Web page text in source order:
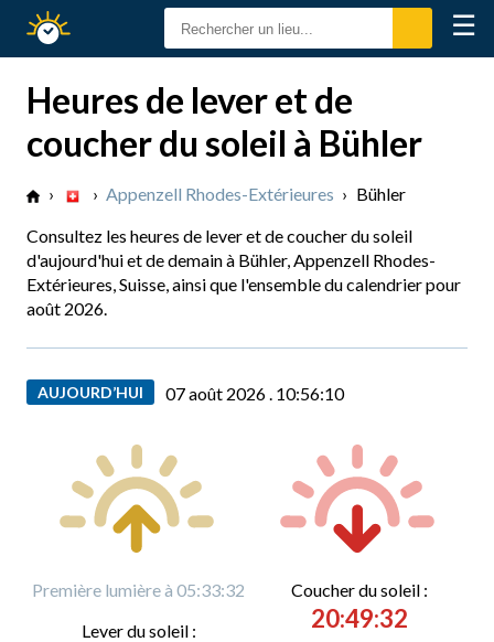
Calendrier
Solaire
☰
Heures de lever et de
coucher du soleil à Bühler
› › Appenzell Rhodes-Extérieures › Bühler
Consultez les heures de lever et de coucher du soleil
d'aujourd'hui et de demain à Bühler, Appenzell Rhodes-
Extérieures, Suisse, ainsi que l'ensemble du calendrier pour
août 2026.
AUJOURD’HUI 07 août 2026 . 10:56:11
Première lumière à 05:33:32
Lever du soleil :
Coucher du soleil :
20:49:32